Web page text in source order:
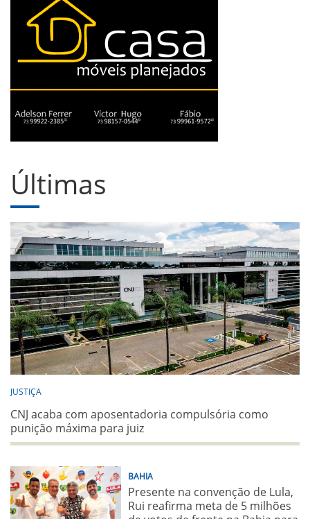
Últimas
JUSTIÇA
CNJ acaba com aposentadoria compulsória como
punição máxima para juiz
BAHIA
Presente na convenção de Lula,
Rui reafirma meta de 5 milhões